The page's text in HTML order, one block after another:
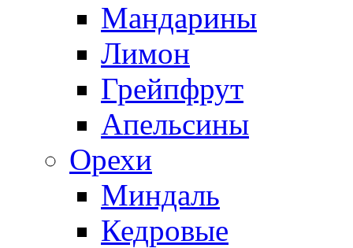
Мандарины
Лимон
Грейпфрут
Апельсины
Орехи
Миндаль
Кедровые